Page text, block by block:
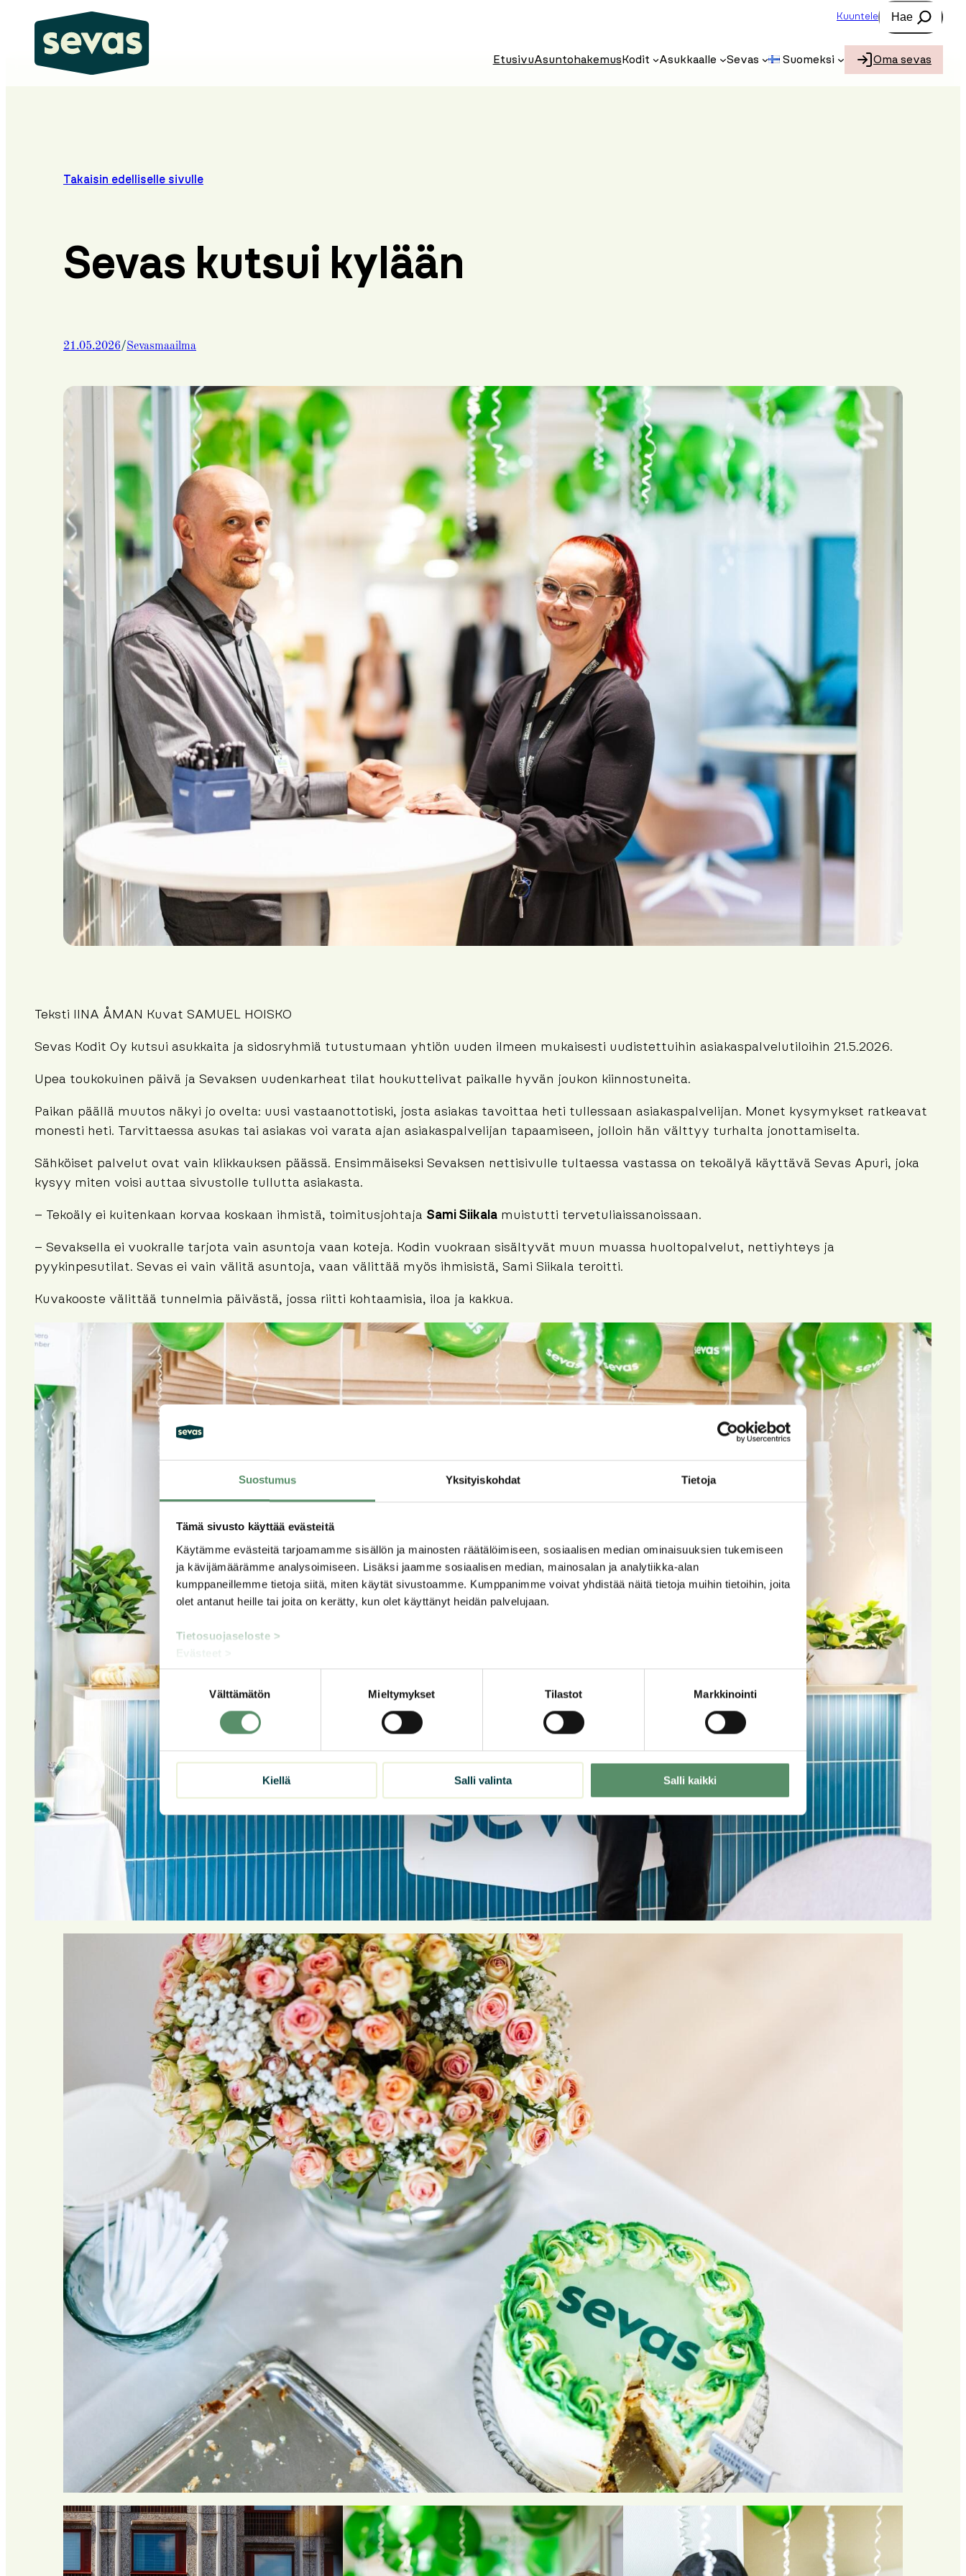
Suostumus Yksityiskohdat Tietoja
Tämä sivusto käyttää evästeitä
Käytämme evästeitä tarjoamamme sisällön ja mainosten räätälöimiseen, sosiaalisen median ominaisuuksien tukemiseen
ja kävijämäärämme analysoimiseen. Lisäksi jaamme sosiaalisen median, mainosalan ja analytiikka-alan
kumppaneillemme tietoja siitä, miten käytät sivustoamme. Kumppanimme voivat yhdistää näitä tietoja muihin tietoihin, joita
olet antanut heille tai joita on kerätty, kun olet käyttänyt heidän palvelujaan.
Tietosuojaseloste >
Evästeet >
Välttämätön Mieltymykset Tilastot Markkinointi
Kiellä Salli valinta Salli kaikki
sisältöön
Kuuntele
EtusivuAsuntohakemus Kodit Asukkaalle Sevas Suomeksi Oma sevas
Takaisin edelliselle sivulle
Sevas kutsui kylään
21.05.2026/Sevasmaailma
Teksti IINA ÅMAN Kuvat SAMUEL HOISKO
Sevas Kodit Oy kutsui asukkaita ja sidosryhmiä tutustumaan yhtiön uuden ilmeen mukaisesti uudistettuihin asiakaspalvelutiloihin 21.5.2026.
Upea toukokuinen päivä ja Sevaksen uudenkarheat tilat houkuttelivat paikalle hyvän joukon kiinnostuneita.
Paikan päällä muutos näkyi jo ovelta: uusi vastaanottotiski, josta asiakas tavoittaa heti tullessaan asiakaspalvelijan. Monet kysymykset ratkeavat
monesti heti. Tarvittaessa asukas tai asiakas voi varata ajan asiakaspalvelijan tapaamiseen, jolloin hän välttyy turhalta jonottamiselta.
Sähköiset palvelut ovat vain klikkauksen päässä. Ensimmäiseksi Sevaksen nettisivulle tultaessa vastassa on tekoälyä käyttävä Sevas Apuri, joka
kysyy miten voisi auttaa sivustolle tullutta asiakasta.
– Tekoäly ei kuitenkaan korvaa koskaan ihmistä, toimitusjohtaja Sami Siikala muistutti tervetuliaissanoissaan.
– Sevaksella ei vuokralle tarjota vain asuntoja vaan koteja. Kodin vuokraan sisältyvät muun muassa huoltopalvelut, nettiyhteys ja
pyykinpesutilat. Sevas ei vain välitä asuntoja, vaan välittää myös ihmisistä, Sami Siikala teroitti.
Kuvakooste välittää tunnelmia päivästä, jossa riitti kohtaamisia, iloa ja kakkua.